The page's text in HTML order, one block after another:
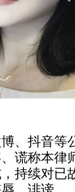
、抖音等
谎称本律
持续对已